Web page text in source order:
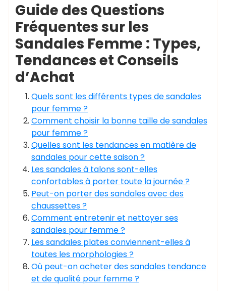
Guide des Questions
Fréquentes sur les
Sandales Femme : Types,
Tendances et Conseils
d’Achat
Quels sont les différents types de sandales
pour femme ?
Comment choisir la bonne taille de sandales
pour femme ?
Quelles sont les tendances en matière de
sandales pour cette saison ?
Les sandales à talons sont-elles
confortables à porter toute la journée ?
Peut-on porter des sandales avec des
chaussettes ?
Comment entretenir et nettoyer ses
sandales pour femme ?
Les sandales plates conviennent-elles à
toutes les morphologies ?
Où peut-on acheter des sandales tendance
et de qualité pour femme ?